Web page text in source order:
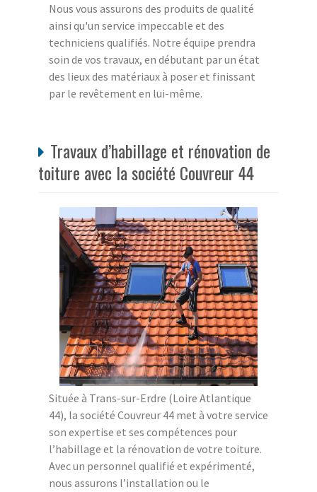
Nous vous assurons des produits de qualité
ainsi qu'un service impeccable et des
techniciens qualifiés. Notre équipe prendra
soin de vos travaux, en débutant par un état
des lieux des matériaux à poser et finissant
par le revêtement en lui-même.
Travaux d’habillage et rénovation de
toiture avec la société Couvreur 44
Située à Trans-sur-Erdre (Loire Atlantique
44), la société Couvreur 44 met à votre service
son expertise et ses compétences pour
l’habillage et la rénovation de votre toiture.
Avec un personnel qualifié et expérimenté,
nous assurons l’installation ou le